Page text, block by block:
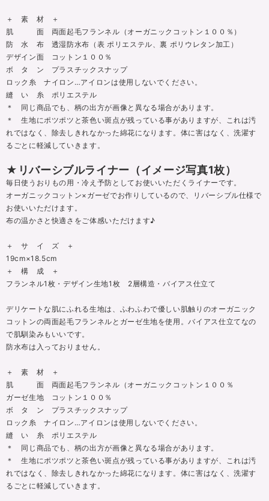
＋ 素 材 ＋
肌 面 両面起毛フランネル（オーガニックコットン１００％）
防 水 布 透湿防水布（表 ポリエステル、裏 ポリウレタン加工）
デザイン面 コットン１００％
ボ タ ン プラスチックスナップ
ロック糸 ナイロン…アイロンは使用しないでください。
縫 い 糸 ポリエステル
＊ 同じ商品でも、柄の出方が画像と異なる場合があります。
＊ 生地にポツポツと茶色い斑点が残っている事がありますが、これは汚
れではなく、除去しきれなかった綿花になります。体に害はなく、洗濯す
るごとに軽減していきます。
★リバーシブルライナー（イメージ写真1枚）
毎日使うおりもの用・冷え予防としてお使いいただくライナーです。
オーガニックコットン×ガーゼでお作りしているので、リバーシブル仕様で
お使いいただけます。
布の温かさと快適さをご体感いただけます♪
＋ サ イ ズ ＋
19cm×18.5cm
＋ 構 成 ＋
フランネル1枚・デザイン生地1枚 2層構造・バイアス仕立て
デリケートな肌にふれる生地は、ふわふわで優しい肌触りのオーガニック
コットンの両面起毛フランネルとガーゼ生地を使用。バイアス仕立てなの
で肌馴染みもいいです。
防水布は入っておりません。
＋ 素 材 ＋
肌 面 両面起毛フランネル（オーガニックコットン１００％
ガーゼ生地 コットン１００％
ボ タ ン プラスチックスナップ
ロック糸 ナイロン…アイロンは使用しないでください。
縫 い 糸 ポリエステル
＊ 同じ商品でも、柄の出方が画像と異なる場合があります。
＊ 生地にポツポツと茶色い斑点が残っている事がありますが、これは汚
れではなく、除去しきれなかった綿花になります。体に害はなく、洗濯す
るごとに軽減していきます。